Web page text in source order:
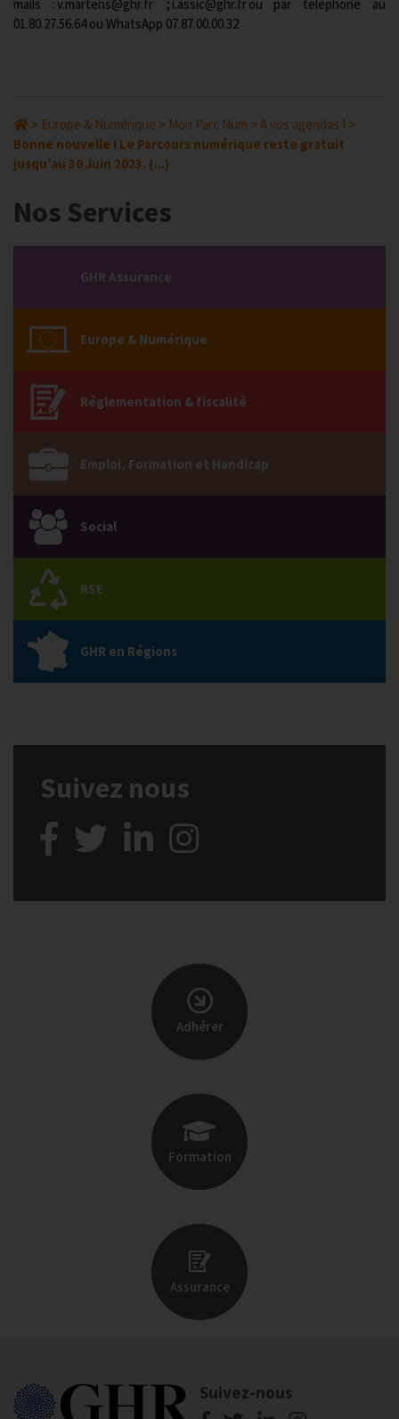
mails :v.martens@ghr.fr; i.assic@ghr.frou par téléphone au
01.80.27.56.64 ou WhatsApp 07.87.00.00.32
> Europe & Numérique > Mon Parc Num >A vos agendas ! >
Bonne nouvelle ! Le Parcours numérique reste gratuit
jusqu’au 30 Juin 2023. (...)
Nos Services
GHR Assurance
Europe & Numérique
Réglementation & fiscalité
Emploi, Formation et Handicap
Social
RSE
GHR en Régions
Suivez nous
Adhérer
Formation
Assurance
Suivez-nous